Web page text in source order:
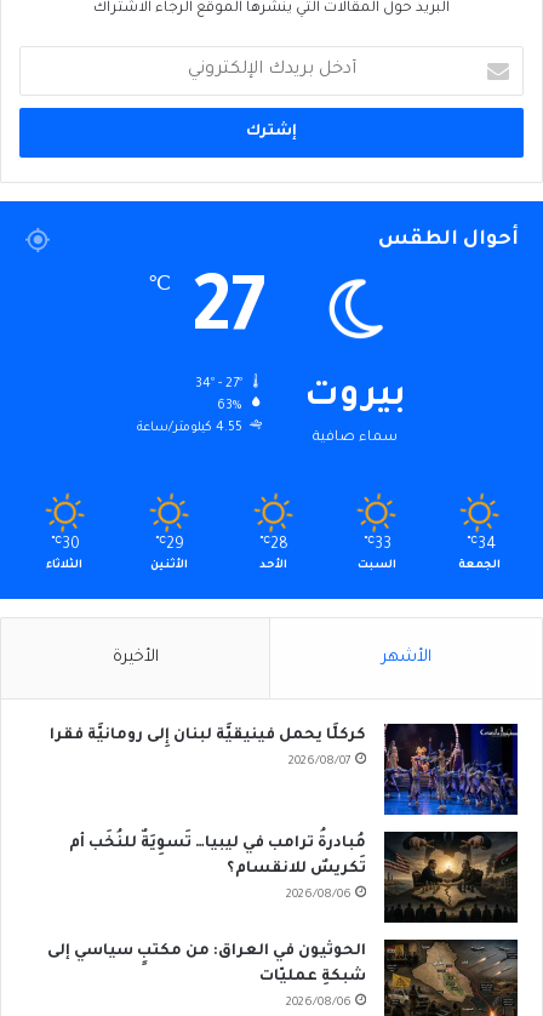
البريد حول المقالات التي ينشرها الموقع الرجاء الاشتراك
بريدك
الإلكتروني
أحوال الطقس
بيروت
سماء صافية
27
℃
63%
4.55 كيلومتر/ساعة
34
℃
الجمعة
33
℃
السبت
28
℃
الأحد
29
℃
الأثنين
30
℃
الثلاثاء
الأشهر الأخيرة
كركلَّا يحمل فينيقيَّة لبنان إِلى رومانيَّة فقرا
2026/08/07
مُبادرةُ ترامب في ليبيا… تَسوِيَةٌ للنُخَب أم
تَكريسٌ للانقسام؟
2026/08/06
الحوثيون في العراق: من مكتبٍ سياسي إلى
شبكةِ عمليّات
2026/08/06